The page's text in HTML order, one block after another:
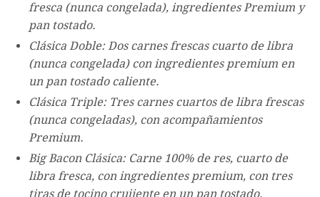
fresca (nunca congelada), ingredientes Premium y
pan tostado.
Clásica Doble: Dos carnes frescas cuarto de libra
(nunca congelada) con ingredientes premium en
un pan tostado caliente.
Clásica Triple: Tres carnes cuartos de libra frescas
(nunca congeladas), con acompañamientos
Premium.
Big Bacon Clásica: Carne 100% de res, cuarto de
libra fresca, con ingredientes premium, con tres
tiras de tocino crujiente en un pan tostado.